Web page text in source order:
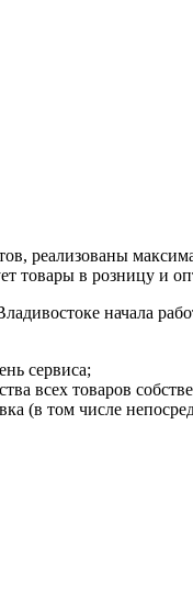
реализованы
товары в розницу и
начала
сервиса;
всех товаров
(в том числе